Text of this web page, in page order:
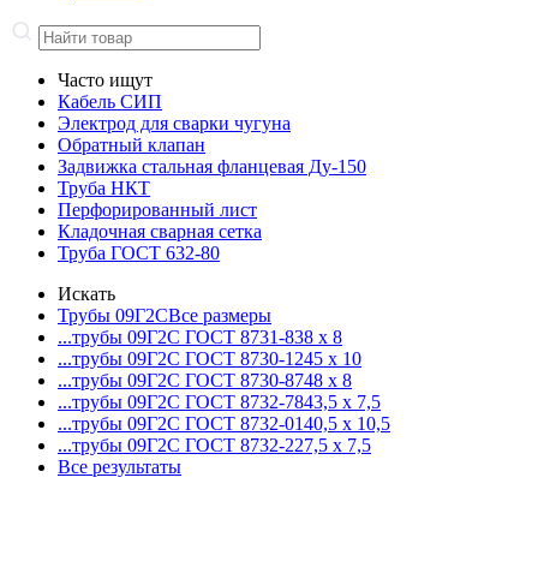
Часто ищут
Кабель СИП
Электрод для сварки чугуна
Обратный клапан
Задвижка стальная фланцевая Ду-150
Труба НКТ
Перфорированный лист
Кладочная сварная сетка
Труба ГОСТ 632-80
Искать
Трубы 09Г2СВсе размеры
...трубы 09Г2С ГОСТ 8731-838 x 8
...трубы 09Г2С ГОСТ 8730-1245 x 10
...трубы 09Г2С ГОСТ 8730-8748 x 8
...трубы 09Г2С ГОСТ 8732-7843,5 x 7,5
...трубы 09Г2С ГОСТ 8732-0140,5 x 10,5
...трубы 09Г2С ГОСТ 8732-227,5 x 7,5
Все результаты